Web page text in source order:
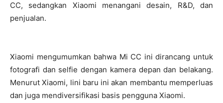
CC, sedangkan Xiaomi menangani desain, R&D, dan
penjualan.
Xiaomi mengumumkan bahwa Mi CC ini dirancang untuk
fotografi dan selfie dengan kamera depan dan belakang.
Menurut Xiaomi, lini baru ini akan membantu memperluas
dan juga mendiversifikasi basis pengguna Xiaomi.